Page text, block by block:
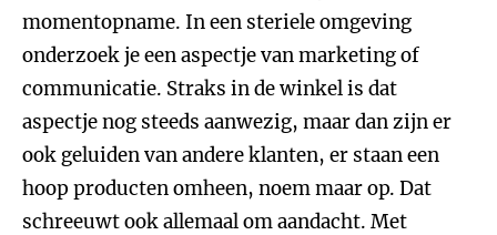
momentopname. In een steriele omgeving
onderzoek je een aspectje van marketing of
communicatie. Straks in de winkel is dat
aspectje nog steeds aanwezig, maar dan zijn er
ook geluiden van andere klanten, er staan een
hoop producten omheen, noem maar op. Dat
schreeuwt ook allemaal om aandacht. Met